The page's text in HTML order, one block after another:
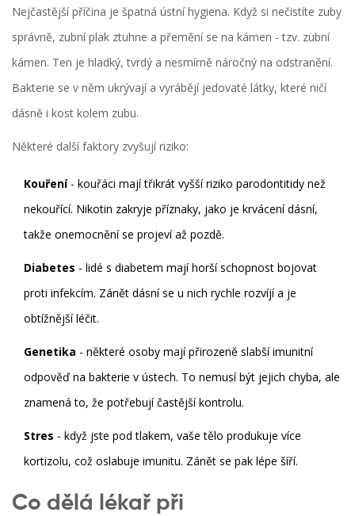
Nejčastější příčina je špatná ústní hygiena. Když si nečistíte zuby
správně, zubní plak ztuhne a přemění se na kámen - tzv. zubní
kámen. Ten je hladký, tvrdý a nesmírně náročný na odstranění.
Bakterie se v něm ukrývají a vyrábějí jedovaté látky, které ničí
dásně i kost kolem zubu.
Některé další faktory zvyšují riziko:
Kouření- kouřáci mají třikrát vyšší riziko parodontitidy než
nekouřící. Nikotin zakryje příznaky, jako je krvácení dásní,
takže onemocnění se projeví až pozdě.
Diabetes - lidé s diabetem mají horší schopnost bojovat
proti infekcím. Zánět dásní se u nich rychle rozvíjí a je
obtížnější léčit.
Genetika - některé osoby mají přirozeně slabší imunitní
odpověď na bakterie v ústech. To nemusí být jejich chyba, ale
znamená to, že potřebují častější kontrolu.
Stres - když jste pod tlakem, vaše tělo produkuje více
kortizolu, což oslabuje imunitu. Zánět se pak lépe šíří.
Co dělá lékař při